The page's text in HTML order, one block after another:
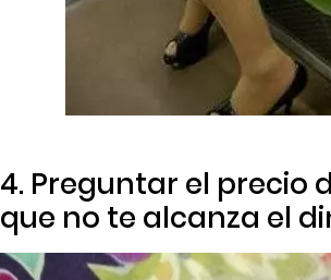
4. Preguntar el precio
que no te alcanza el